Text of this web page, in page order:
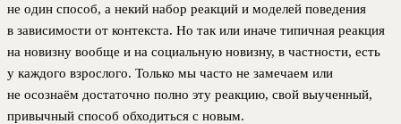
не один способ, а некий набор реакций и моделей поведения
в зависимости от контекста. Но так или иначе типичная реакция
на новизну вообще и на социальную новизну, в частности, есть
у каждого взрослого. Только мы часто не замечаем или
не осознаём достаточно полно эту реакцию, свой выученный,
привычный способ обходиться с новым.